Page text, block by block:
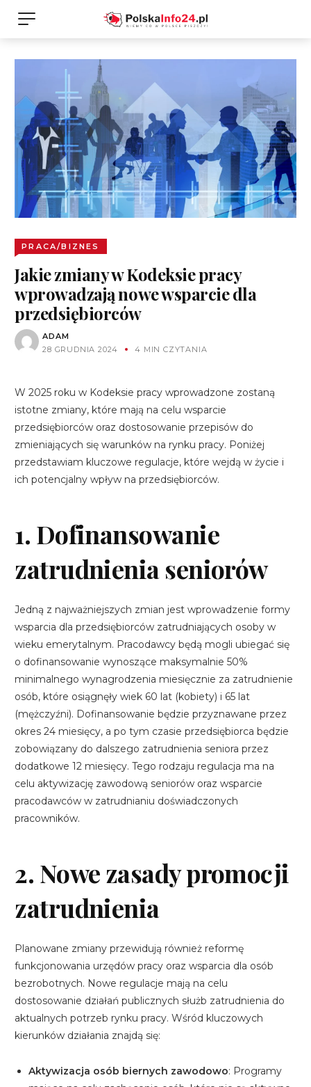
PRACA/BIZNES
Jakie zmiany w Kodeksie pracy
wprowadzają nowe wsparcie dla
przedsiębiorców
ADAM
28 GRUDNIA 2024
4 MIN CZYTANIA
W 2025 roku w Kodeksie pracy wprowadzone zostaną
istotne zmiany, które mają na celu wsparcie
przedsiębiorców oraz dostosowanie przepisów do
zmieniających się warunków na rynku pracy. Poniżej
przedstawiam kluczowe regulacje, które wejdą w życie i
ich potencjalny wpływ na przedsiębiorców.
1. Dofinansowanie
zatrudnienia seniorów
Jedną z najważniejszych zmian jest wprowadzenie formy
wsparcia dla przedsiębiorców zatrudniających osoby w
wieku emerytalnym. Pracodawcy będą mogli ubiegać się
o dofinansowanie wynoszące maksymalnie 50%
minimalnego wynagrodzenia miesięcznie za zatrudnienie
osób, które osiągnęły wiek 60 lat (kobiety) i 65 lat
(mężczyźni). Dofinansowanie będzie przyznawane przez
okres 24 miesięcy, a po tym czasie przedsiębiorca będzie
zobowiązany do dalszego zatrudnienia seniora przez
dodatkowe 12 miesięcy. Tego rodzaju regulacja ma na
celu aktywizację zawodową seniorów oraz wsparcie
pracodawców w zatrudnianiu doświadczonych
pracowników.
2. Nowe zasady promocji
zatrudnienia
Planowane zmiany przewidują również reformę
funkcjonowania urzędów pracy oraz wsparcia dla osób
bezrobotnych. Nowe regulacje mają na celu
dostosowanie działań publicznych służb zatrudnienia do
aktualnych potrzeb rynku pracy. Wśród kluczowych
kierunków działania znajdą się:
Aktywizacja osób biernych zawodowo: Programy